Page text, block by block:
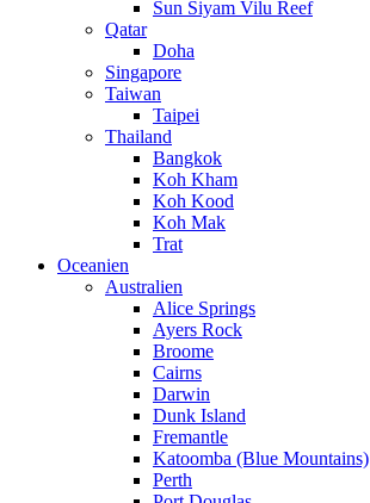
Sun Siyam Vilu Reef
Qatar
Doha
Singapore
Taiwan
Taipei
Thailand
Bangkok
Koh Kham
Koh Kood
Koh Mak
Trat
Oceanien
Australien
Alice Springs
Ayers Rock
Broome
Cairns
Darwin
Dunk Island
Fremantle
Katoomba (Blue Mountains)
Perth